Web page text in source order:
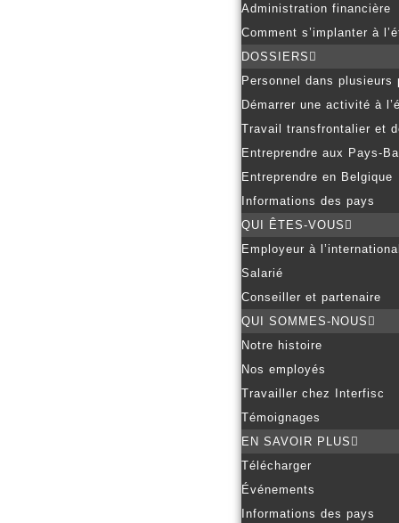
Administration financière
Comment s’implanter à
DOSSIERS
Personnel dans plusieurs
Démarrer une activité à
Travail transfrontalier et
Entreprendre aux Pays-
Entreprendre en Belgique
Informations des pays
QUI ÊTES-VOUS
Employeur à l’international
Salarié
Conseiller et partenaire
QUI SOMMES-NOUS
Notre histoire
Nos employés
Travailler chez Interfisc
Témoignages
EN SAVOIR PLUS
Télécharger
Événements
Informations des pays